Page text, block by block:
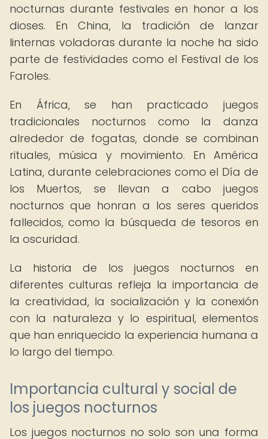
nocturnas durante festivales en honor a los
dioses. En China, la tradición de lanzar
linternas voladoras durante la noche ha sido
parte de festividades como el Festival de los
Faroles.
En África, se han practicado juegos
tradicionales nocturnos como la danza
alrededor de fogatas, donde se combinan
rituales, música y movimiento. En América
Latina, durante celebraciones como el Día de
los Muertos, se llevan a cabo juegos
nocturnos que honran a los seres queridos
fallecidos, como la búsqueda de tesoros en
la oscuridad.
La historia de los juegos nocturnos en
diferentes culturas refleja la importancia de
la creatividad, la socialización y la conexión
con la naturaleza y lo espiritual, elementos
que han enriquecido la experiencia humana a
lo largo del tiempo.
Importancia cultural y social de
los juegos nocturnos
Los juegos nocturnos no solo son una forma